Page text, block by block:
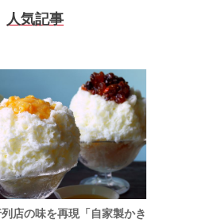
人気記事
店の味を再現「自家製かき